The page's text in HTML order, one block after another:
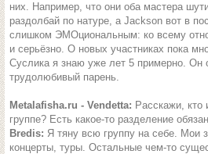
них. Например, что они оба мастера
раздолбай по натуре, а Jackson вот в
слишком ЭМОциональным: ко всему
и серьёзно. О новых участниках пока
Суслика я знаю уже лет 5 примерно. Он
трудолюбивый парень.
Metalafisha.ru - Vendetta: Расскажи, кто
группе? Есть какое-то разделение
Bredis: Я тяну всю группу на себе. Мои
концерты, туры. Остальные чем-то